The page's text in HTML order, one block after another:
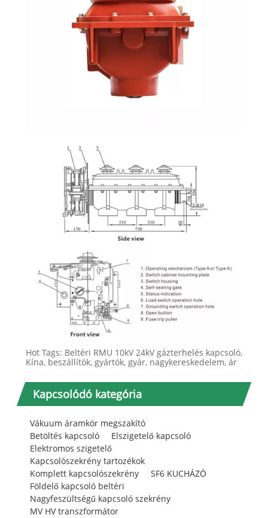
Hot Tags: Beltéri RMU 10kV 24kV gázterhelés kapcsoló,
Kína, beszállítók, gyártók, gyár, nagykereskedelem, ár
Kapcsolódó kategória
Vákuum áramkör megszakító
Betöltés kapcsoló
Elszigetelő kapcsoló
Elektromos szigetelő
Kapcsolószekrény tartozékok
Komplett kapcsolószekrény
SF6 KUCHÁZÓ
Földelő kapcsoló beltéri
Nagyfeszültségű kapcsoló szekrény
MV HV transzformátor